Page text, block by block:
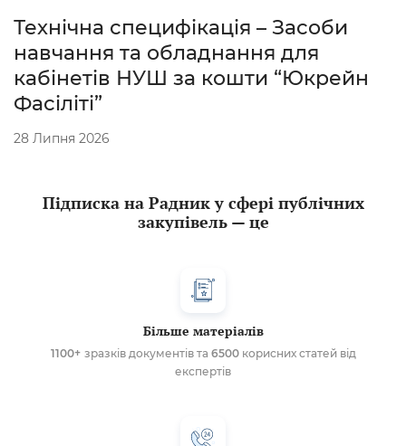
Технічна специфікація – Засоби
навчання та обладнання для
кабінетів НУШ за кошти “Юкрейн
Фасіліті”
28 Липня 2026
Підписка на Радник у сфері публічних
закупівель — це
Більше матеріалів
1100+ зразків документів та 6500корисних статей від
експертів